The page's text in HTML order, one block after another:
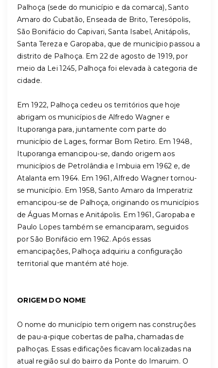
Palhoça (sede do município e da comarca), Santo
Amaro do Cubatão, Enseada de Brito, Teresópolis,
São Bonifácio do Capivari, Santa Isabel, Anitápolis,
Santa Tereza e Garopaba, que de município passou a
distrito de Palhoça. Em 22 de agosto de 1919, por
meio da Lei 1245, Palhoça foi elevada à categoria de
cidade.
Em 1922, Palhoça cedeu os territórios que hoje
abrigam os municípios de Alfredo Wagner e
Ituporanga para, juntamente com parte do
município de Lages, formar Bom Retiro. Em 1948,
Ituporanga emancipou-se, dando origem aos
municípios de Petrolândia e Imbuia em 1962 e, de
Atalanta em 1964. Em 1961, Alfredo Wagner tornou-
se município. Em 1958, Santo Amaro da Imperatriz
emancipou-se de Palhoça, originando os municípios
de Águas Mornas e Anitápolis. Em 1961, Garopaba e
Paulo Lopes também se emanciparam, seguidos
por São Bonifácio em 1962. Após essas
emancipações, Palhoça adquiriu a configuração
territorial que mantém até hoje.
ORIGEM DO NOME
O nome do município tem origem nas construções
de pau-a-pique cobertas de palha, chamadas de
palhoças. Essas edificações ficavam localizadas na
atual região sul do bairro da Ponte do Imaruim. O